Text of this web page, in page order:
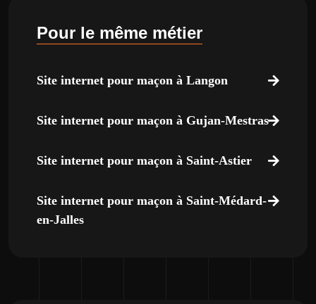
Pour le même métier
Site internet pour maçon à Langon
Site internet pour maçon à Gujan-Mestras
Site internet pour maçon à Saint-Astier
Site internet pour maçon à Saint-Médard-
en-Jalles